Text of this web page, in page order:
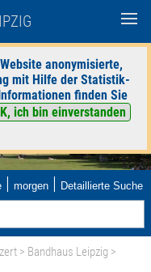
anonymisierte,
mit Hilfe der Statistik-
finden Sie
ich bin einverstanden
| morgen | Detaillierte Suche
> Bandhaus Leipzig >